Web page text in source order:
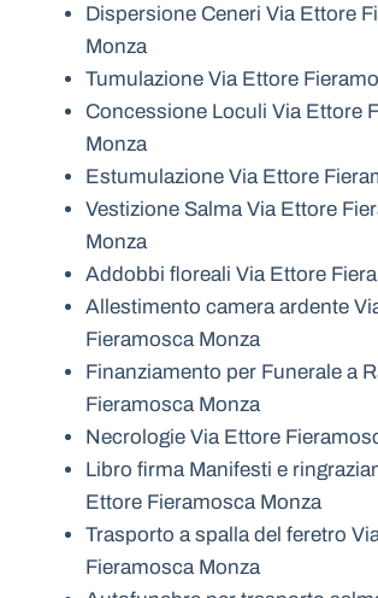
Dispersione Ceneri Via Ettore
Monza
Tumulazione Via Ettore
Concessione Loculi Via Ettore
Monza
Estumulazione Via Ettore
Vestizione Salma Via Ettore
Monza
Addobbi floreali Via Ettore
Allestimento camera ardente
Fieramosca Monza
Finanziamento per Funerale a
Fieramosca Monza
Necrologie Via Ettore
Libro firma Manifesti e
Ettore Fieramosca Monza
Trasporto a spalla del feretro
Fieramosca Monza